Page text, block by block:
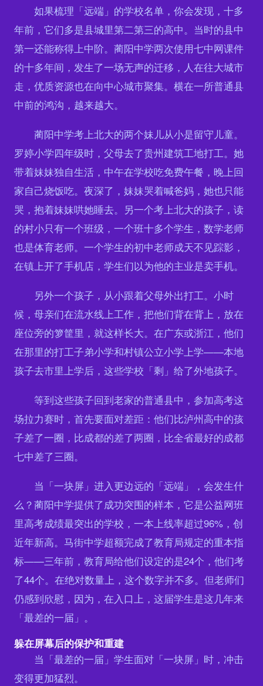
如果梳理「远端」的学校名单，你会发现，十多
年前，它们多是县城里第二第三的高中。当时的县中
第一还能称得上中阶。蔺阳中学两次使用七中网课件
的十多年间，发生了一场无声的迁移，人在往大城市
走，优质资源也在向中心城市聚集。横在一所普通县
中前的鸿沟，越来越大。
蔺阳中学考上北大的两个妹儿从小是留守儿童。
罗婷小学四年级时，父母去了贵州建筑工地打工。她
带着妹妹独自生活，中午在学校吃免费午餐，晚上回
家自己烧饭吃。夜深了，妹妹哭着喊爸妈，她也只能
哭，抱着妹妹哄她睡去。另一个考上北大的孩子，读
的村小只有一个班级，一个班十多个学生，数学老师
也是体育老师。一个学生的初中老师成天不见踪影，
在镇上开了手机店，学生们以为他的主业是卖手机。
另外一个孩子，从小跟着父母外出打工。小时
候，母亲们在流水线上工作，把他们背在背上，放在
座位旁的箩筐里，就这样长大。在广东或浙江，他们
在那里的打工子弟小学和村镇公立小学上学——本地
孩子去市里上学后，这些学校「剩」给了外地孩子。
等到这些孩子回到老家的普通县中，参加高考这
场拉力赛时，首先要面对差距：他们比泸州高中的孩
子差了一圈，比成都的差了两圈，比全省最好的成都
七中差了三圈。
当「一块屏」进入更边远的「远端」，会发生什
么？蔺阳中学提供了成功突围的样本，它是公益网班
里高考成绩最突出的学校，一本上线率超过96%，创
近年新高。马街中学超额完成了教育局规定的重本指
标——三年前，教育局给他们设定的是24个，他们考
了44个。在绝对数量上，这个数字并不多。但老师们
仍感到欣慰，因为，在入口上，这届学生是这几年来
「最差的一届」。
躲在屏幕后的保护和重建
当「最差的一届」学生面对「一块屏」时，冲击
变得更加猛烈。